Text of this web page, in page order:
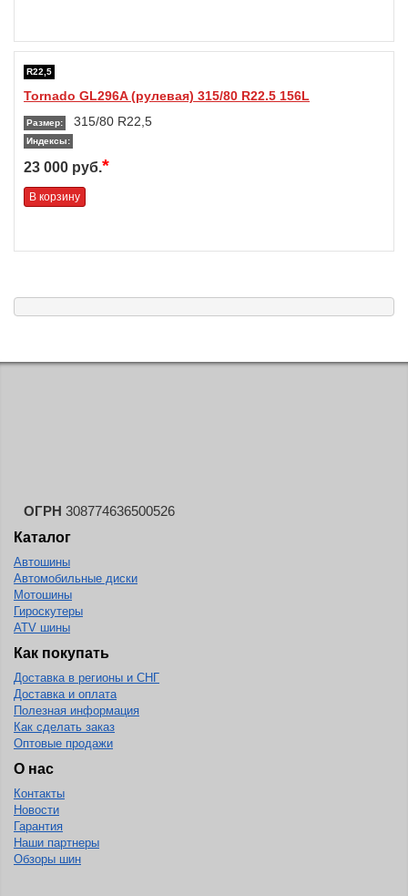
R22,5
Tornado GL296A (рулевая) 315/80 R22.5 156L
Размер: 315/80 R22,5
Индексы:
23 000 руб.*
В корзину
ОГРН 308774636500526
Каталог
Автошины
Автомобильные диски
Мотошины
Гироскутеры
ATV шины
Как покупать
Доставка в регионы и СНГ
Доставка и оплата
Полезная информация
Как сделать заказ
Оптовые продажи
О нас
Контакты
Новости
Гарантия
Наши партнеры
Обзоры шин